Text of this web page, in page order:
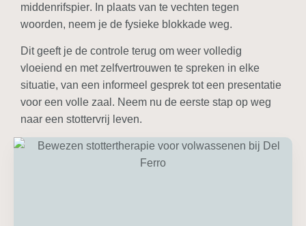
middenrifspier. In plaats van te vechten tegen
woorden, neem je de fysieke blokkade weg.
Dit geeft je de controle terug om weer volledig
vloeiend en met zelfvertrouwen te spreken in elke
situatie, van een informeel gesprek tot een presentatie
voor een volle zaal. Neem nu de eerste stap op weg
naar een stottervrij leven.